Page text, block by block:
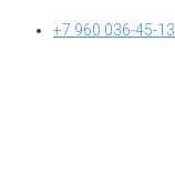
+7 960 036-45-13